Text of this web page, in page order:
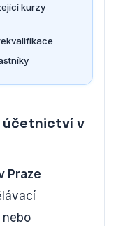
kurzy
účetnictví v
Praze